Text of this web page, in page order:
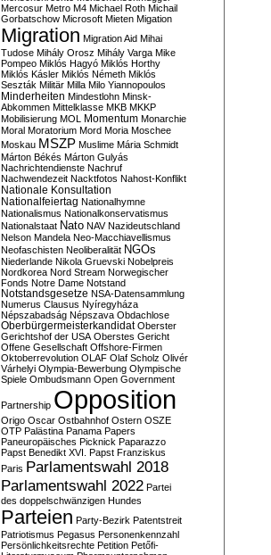
Mercosur Metro M4 Michael Roth Michail
Gorbatschow Microsoft Mieten Migation
Migration Migration Aid Mihai
Tudose Mihály Orosz Mihály Varga Mike
Pompeo Miklós Hagyó Miklós Horthy
Miklós Kásler Miklós Németh Miklós
Seszták Militär Milla Milo Yiannopoulos
Minderheiten Mindestlohn Minsk-
Abkommen Mittelklasse MKB MKKP
Mobilisierung MOL Momentum Monarchie
Moral Moratorium Mord Moria Moschee
Moskau MSZP Muslime Mária Schmidt
Márton Békés Márton Gulyás
Nachrichtendienste Nachruf
Nachwendezeit Nacktfotos Nahost-Konflikt
Nationale Konsultation
Nationalfeiertag Nationalhymne
Nationalismus Nationalkonservatismus
Nationalstaat Nato NAV Nazideutschland
Nelson Mandela Neo-Macchiavellismus
Neofaschisten Neoliberalität NGOs
Niederlande Nikola Gruevski Nobelpreis
Nordkorea Nord Stream Norwegischer
Fonds Notre Dame Notstand
Notstandsgesetze NSA-Datensammlung
Numerus Clausus Nyíregyháza
Népszabadság Népszava Obdachlose
Oberbürgermeisterkandidat Oberster
Gerichtshof der USA Oberstes Gericht
Offene Gesellschaft Offshore-Firmen
Oktoberrevolution OLAF Olaf Scholz Olivér
Várhelyi Olympia-Bewerbung Olympische
Spiele Ombudsmann Open Government
Partnership Opposition
Origo Oscar Ostbahnhof Ostern OSZE
OTP Palästina Panama Papers
Paneuropäisches Picknick Paparazzo
Papst Benedikt XVI. Papst Franziskus
Paris Parlamentswahl 2018
Parlamentswahl 2022 Partei
des doppelschwänzigen Hundes
Parteien Party-Bezirk Patentstreit
Patriotismus Pegasus Personenkennzahl
Persönlichkeitsrechte Petition Petőfi-